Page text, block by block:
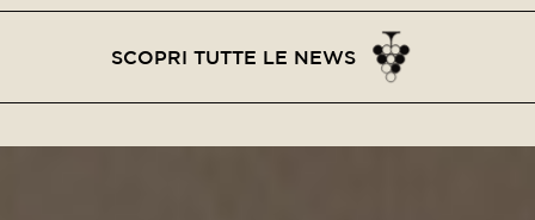
SCOPRI TUTTE LE NEWS